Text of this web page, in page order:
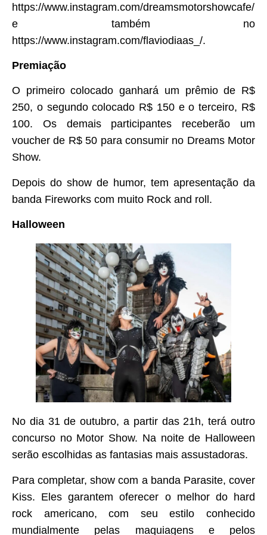
https://www.instagram.com/dreamsmotorshowcafe/
e também no
https://www.instagram.com/flaviodiaas_/.
Premiação
O primeiro colocado ganhará um prêmio de R$
250, o segundo colocado R$ 150 e o terceiro, R$
100. Os demais participantes receberão um
voucher de R$ 50 para consumir no Dreams Motor
Show.
Depois do show de humor, tem apresentação da
banda Fireworks com muito Rock and roll.
Halloween
No dia 31 de outubro, a partir das 21h, terá outro
concurso no Motor Show. Na noite de Halloween
serão escolhidas as fantasias mais assustadoras.
Para completar, show com a banda Parasite, cover
Kiss. Eles garantem oferecer o melhor do hard
rock americano, com seu estilo conhecido
mundialmente pelas maquiagens e pelos